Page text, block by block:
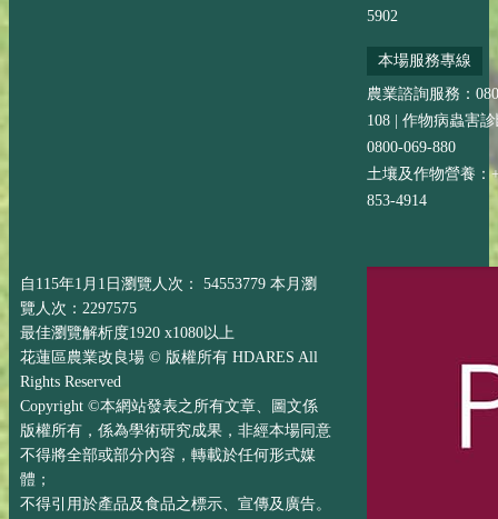
5902
本場服務專線
農業諮詢服務：
108 | 作物病蟲害
0800-069-880
土壤及作物營養：
853-4914
自115年1月1日瀏覽人次： 54553779 本月瀏
覽人次：2297575
最佳瀏覽解析度1920 x1080以上
花蓮區農業改良場 © 版權所有 HDARES All
Rights Reserved
Copyright ©本網站發表之所有文章、圖文係
版權所有，係為學術研究成果，非經本場同意
不得將全部或部分內容，轉載於任何形式媒
體；
不得引用於產品及食品之標示、宣傳及廣告。